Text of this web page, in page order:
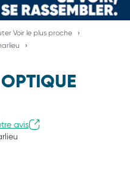
Voir le plus proche
avis